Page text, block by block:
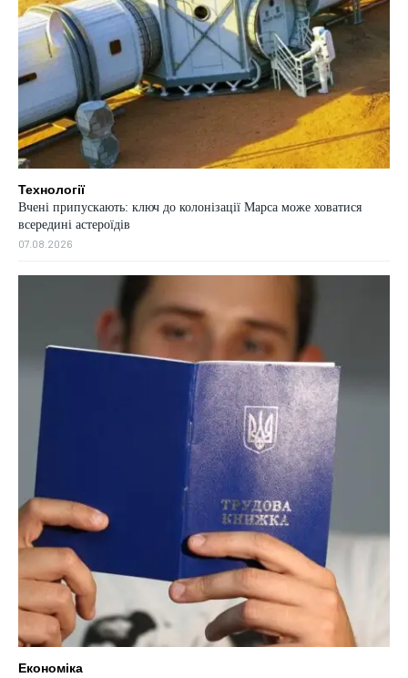
Технології
Вчені припускають: ключ до колонізації Марса може ховатися
всередині астероїдів
07.08.2026
Економіка